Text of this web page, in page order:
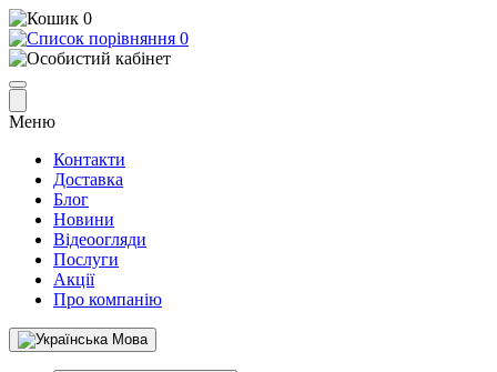
0
0
Меню
Контакти
Доставка
Блог
Новини
Відеоогляди
Послуги
Акції
Про компанію
Мова